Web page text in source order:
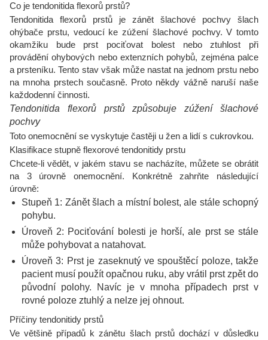
Co je tendonitida flexorů prstů?
Tendonitida flexorů prstů je zánět šlachové pochvy šlach
ohýbače prstu, vedoucí ke zúžení šlachové pochvy. V tomto
okamžiku bude prst pociťovat bolest nebo ztuhlost při
provádění ohybových nebo extenzních pohybů, zejména palce
a prsteníku. Tento stav však může nastat na jednom prstu nebo
na mnoha prstech současně. Proto někdy vážně naruší naše
každodenní činnosti.
Tendonitida flexorů prstů způsobuje zúžení šlachové
pochvy
Toto onemocnění se vyskytuje častěji u žen a lidí s cukrovkou.
Klasifikace stupně flexorové tendonitidy prstu
Chcete-li vědět, v jakém stavu se nacházíte, můžete se obrátit
na 3 úrovně onemocnění. Konkrétně zahrňte následující
úrovně:
Stupeň 1: Zánět šlach a místní bolest, ale stále schopný
pohybu.
Úroveň 2: Pociťování bolesti je horší, ale prst se stále
může pohybovat a natahovat.
Úroveň 3: Prst je zaseknutý ve spouštěcí poloze, takže
pacient musí použít opačnou ruku, aby vrátil prst zpět do
původní polohy. Navíc je v mnoha případech prst v
rovné poloze ztuhlý a nelze jej ohnout.
Příčiny tendonitidy prstů
Ve většině případů k zánětu šlach prstů dochází v důsledku